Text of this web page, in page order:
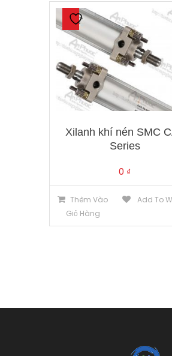
Xilanh khí nén SMC
Series
0 ₫
Thêm Vào
Giỏ Hàng
Add To